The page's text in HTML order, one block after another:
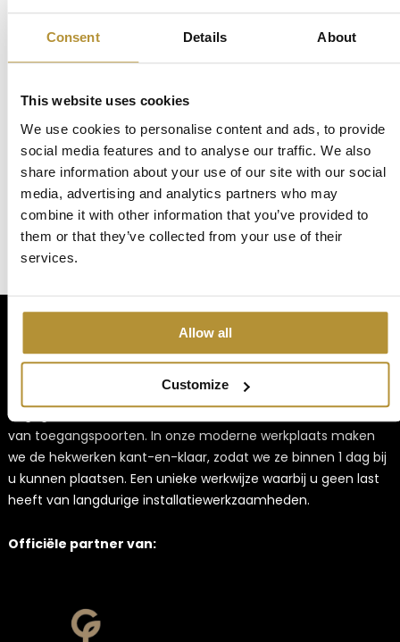
Consent Details About
This website uses cookies
We use cookies to personalise content and ads, to provide
social media features and to analyse our traffic. We also
share information about your use of our site with our social
media, advertising and analytics partners who may
combine it with other information that you’ve provided to
them or that they’ve collected from your use of their
services.
Allow all
Customize
Klassieke toegangspoorten
Landelijke toegangspoorten
Tijdloze toegangspoorten
DJS Speedgate
Individueel design
Industrieel maatwerk
OVER ONS
DJS Hekwerken is in 1995 opgericht en door de jaren heen
uitgegroeid tot een van Nederlands innovatiefste fabrikanten
van toegangspoorten. In onze moderne werkplaats maken
we de hekwerken kant-en-klaar, zodat we ze binnen 1 dag bij
u kunnen plaatsen. Een unieke werkwijze waarbij u geen last
heeft van langdurige installatiewerkzaamheden.
Officiële partner van: